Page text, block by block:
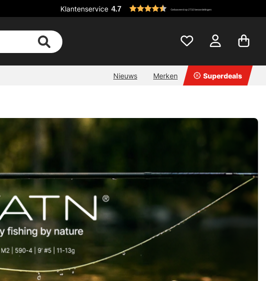
Klantenservice 4.7 Gebaseerd op 2732 beoordelingen
Nieuws Merken Superdeals